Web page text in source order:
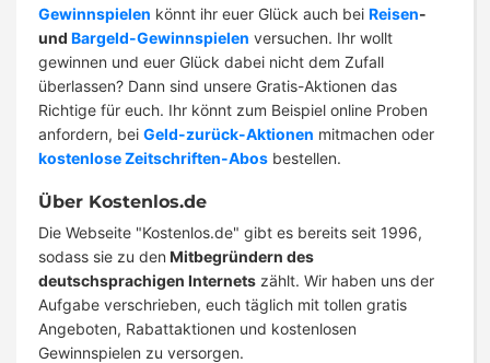
Gewinnspielen könnt ihr euer Glück auch bei Reisen-
und Bargeld-Gewinnspielen versuchen. Ihr wollt
gewinnen und euer Glück dabei nicht dem Zufall
überlassen? Dann sind unsere Gratis-Aktionen das
Richtige für euch. Ihr könnt zum Beispiel online Proben
anfordern, bei Geld-zurück-Aktionen mitmachen oder
kostenlose Zeitschriften-Abos bestellen.
Über Kostenlos.de
Die Webseite "Kostenlos.de" gibt es bereits seit 1996,
sodass sie zu den Mitbegründern des
deutschsprachigen Internets zählt. Wir haben uns der
Aufgabe verschrieben, euch täglich mit tollen gratis
Angeboten, Rabattaktionen und kostenlosen
Gewinnspielen zu versorgen.